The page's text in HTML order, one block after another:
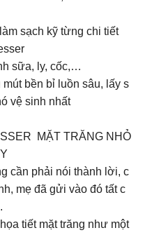
sạch kỹ từng chi tiết
sữa, ly, cốc,…
bền bỉ luồn sâu, lấy s
vệ sinh nhất
MẶT TRĂNG NHỎ
cần phải nói thành lời, c
mẹ đã gửi vào đó tất c
tiết mặt trăng như một